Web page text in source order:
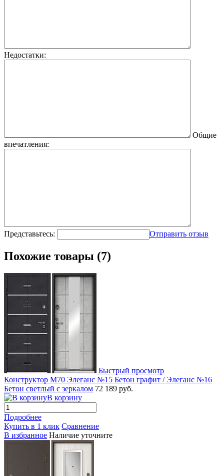
Недостатки:
Общие
впечатления:
Представьтесь: Отправить отзыв
Похожие товары (7)
Быстрый просмотр
Конструктор М70 Элеганс №15 Бетон графит / Элеганс №16
Бетон светлый с зеркалом 72 189 руб.
В корзину
Подробнее
Купить в 1 клик Сравнение
В избранное Наличие уточните